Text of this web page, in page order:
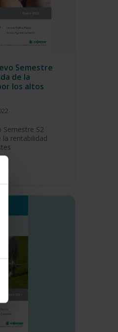
Semestre
de la
los altos
Semestre S2
la rentabilidad